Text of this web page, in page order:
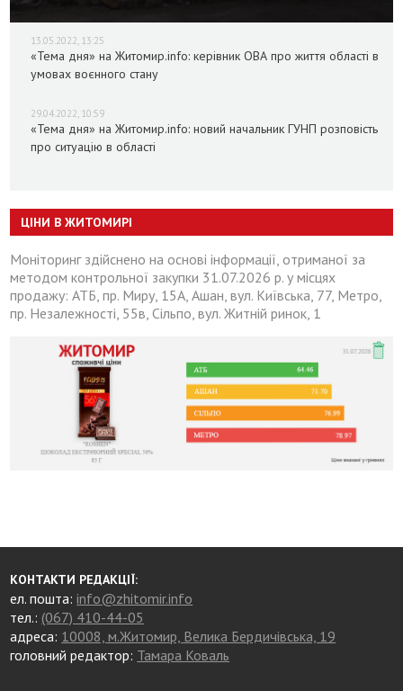
13.05.2022, 13:25
«Тема дня» на Житомир.info: керівник ОВА про життя області в
умовах воєнного стану
29.04.2022, 10:59
«Тема дня» на Житомир.info: новий начальник ГУНП розповість
про ситуацію в області
ЦІНИ В ЖИТОМИРІ
Моніторинг здійснено на основі інформації, отриманої за
методом контрольної закупки 31.07.2026 р. у місцях
продажу: АТБ, пр. Миру, 15А, Ашан, вул. Київська, 77, Метро,
пр. Незалежності, 55в, Сільпо, вул. Житній ринок, 1
КОНТАКТИ РЕДАКЦІЇ:
ел. пошта:info@zhitomir.info
тел.: (067) 410-44-05
адреса: 10008, м.Житомир, Велика Бердичівська, 19
головний редактор: Тамара Коваль